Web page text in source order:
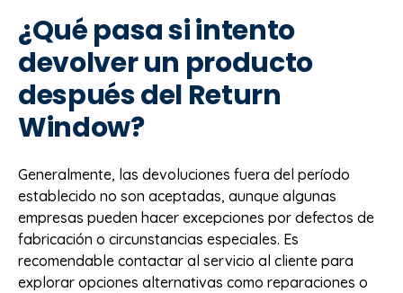
¿Qué pasa si intento
devolver un producto
después del Return
Window?
Generalmente, las devoluciones fuera del período
establecido no son aceptadas, aunque algunas
empresas pueden hacer excepciones por defectos de
fabricación o circunstancias especiales. Es
recomendable contactar al servicio al cliente para
explorar opciones alternativas como reparaciones o